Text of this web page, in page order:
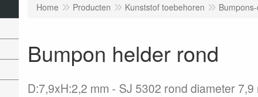
Home Producten Kunststof toebehoren
Bumpon helder rond
D:7,9xH:2,2 mm SJ 5302 rond diameter